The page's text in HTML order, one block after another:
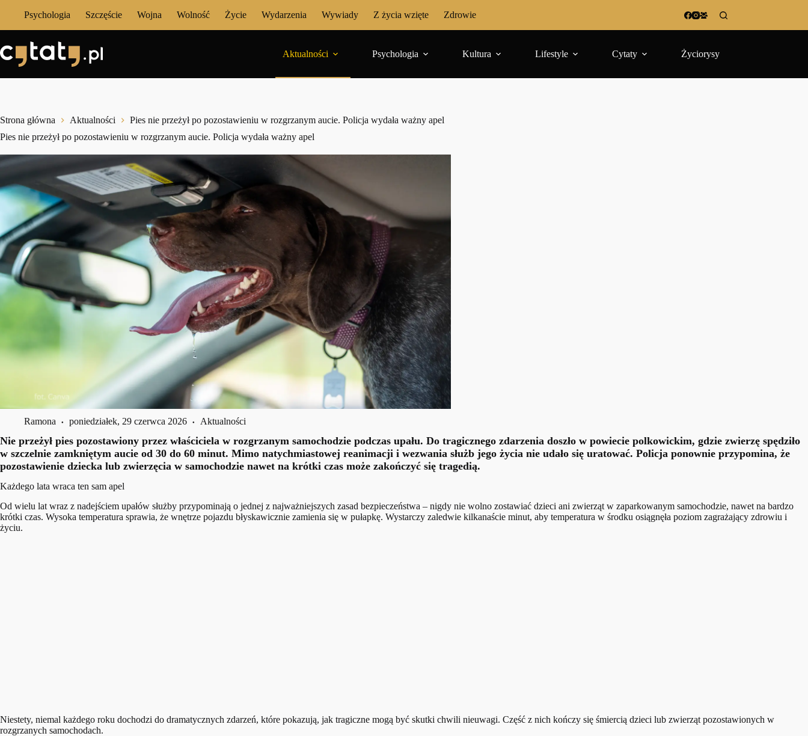
Psychologia Szczęście Wojna Wolność Życie Wydarzenia Wywiady Z życia wzięte Zdrowie
Aktualności Psychologia Kultura Lifestyle Cytaty Życiorysy
Strona główna Aktualności
Pies nie przeżył po pozostawieniu w rozgrzanym aucie. Policja wydała ważny apel
Pies nie przeżył po pozostawieniu w rozgrzanym aucie. Policja wydała ważny apel
Ramona poniedziałek, 29 czerwca 2026 Aktualności
Nie przeżył pies pozostawiony przez właściciela w rozgrzanym samochodzie podczas upału. Do tragicznego zdarzenia doszło w powiecie polkowickim, gdzie zwierzę spędziło
w szczelnie zamkniętym aucie od 30 do 60 minut. Mimo natychmiastowej reanimacji i wezwania służb jego życia nie udało się uratować. Policja ponownie przypomina, że
pozostawienie dziecka lub zwierzęcia w samochodzie nawet na krótki czas może zakończyć się tragedią.
Każdego lata wraca ten sam apel
Od wielu lat wraz z nadejściem upałów służby przypominają o jednej z najważniejszych zasad bezpieczeństwa – nigdy nie wolno zostawiać dzieci ani zwierząt w zaparkowanym samochodzie, nawet na bardzo
krótki czas. Wysoka temperatura sprawia, że wnętrze pojazdu błyskawicznie zamienia się w pułapkę. Wystarczy zaledwie kilkanaście minut, aby temperatura w środku osiągnęła poziom zagrażający zdrowiu i
życiu.
Niestety, niemal każdego roku dochodzi do dramatycznych zdarzeń, które pokazują, jak tragiczne mogą być skutki chwili nieuwagi. Część z nich kończy się śmiercią dzieci lub zwierząt pozostawionych w
rozgrzanych samochodach.